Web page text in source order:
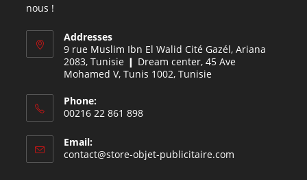
nous !
Addresses
9 rue Muslim Ibn El Walid Cité Gazél, Ariana
2083, Tunisie ❙ Dream center, 45 Ave
Mohamed V, Tunis 1002, Tunisie
Phone:
00216 22 861 898
Email:
contact@store-objet-publicitaire.com